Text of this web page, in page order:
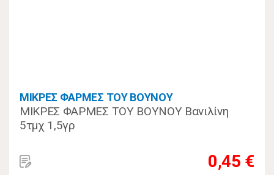
ΜΙΚΡΕΣ ΦΑΡΜΕΣ ΤΟΥ ΒΟΥΝΟΥ
ΜΙΚΡΕΣ ΦΑΡΜΕΣ ΤΟΥ ΒΟΥΝΟΥ Βανιλίνη
5τμχ 1,5γρ
0,45 €